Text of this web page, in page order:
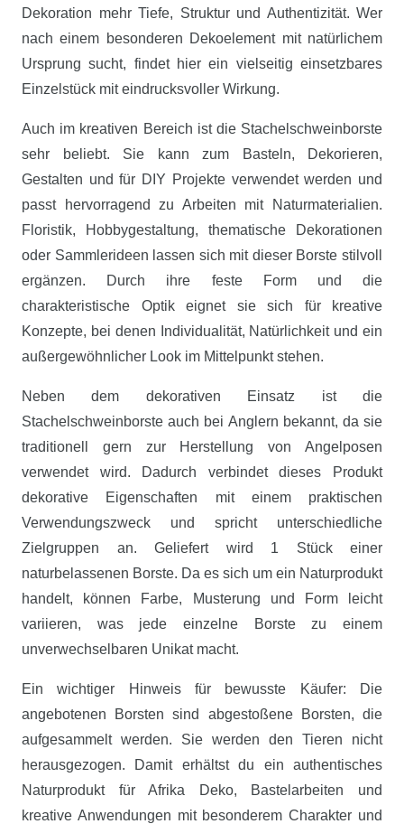
Dekoration mehr Tiefe, Struktur und Authentizität. Wer
nach einem besonderen Dekoelement mit natürlichem
Ursprung sucht, findet hier ein vielseitig einsetzbares
Einzelstück mit eindrucksvoller Wirkung.
Auch im kreativen Bereich ist die Stachelschweinborste
sehr beliebt. Sie kann zum Basteln, Dekorieren,
Gestalten und für DIY Projekte verwendet werden und
passt hervorragend zu Arbeiten mit Naturmaterialien.
Floristik, Hobbygestaltung, thematische Dekorationen
oder Sammlerideen lassen sich mit dieser Borste stilvoll
ergänzen. Durch ihre feste Form und die
charakteristische Optik eignet sie sich für kreative
Konzepte, bei denen Individualität, Natürlichkeit und ein
außergewöhnlicher Look im Mittelpunkt stehen.
Neben dem dekorativen Einsatz ist die
Stachelschweinborste auch bei Anglern bekannt, da sie
traditionell gern zur Herstellung von Angelposen
verwendet wird. Dadurch verbindet dieses Produkt
dekorative Eigenschaften mit einem praktischen
Verwendungszweck und spricht unterschiedliche
Zielgruppen an. Geliefert wird 1 Stück einer
naturbelassenen Borste. Da es sich um ein Naturprodukt
handelt, können Farbe, Musterung und Form leicht
variieren, was jede einzelne Borste zu einem
unverwechselbaren Unikat macht.
Ein wichtiger Hinweis für bewusste Käufer: Die
angebotenen Borsten sind abgestoßene Borsten, die
aufgesammelt werden. Sie werden den Tieren nicht
herausgezogen. Damit erhältst du ein authentisches
Naturprodukt für Afrika Deko, Bastelarbeiten und
kreative Anwendungen mit besonderem Charakter und